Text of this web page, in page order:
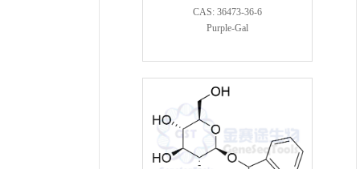
CAS: 36473-36-6
Purple-Gal